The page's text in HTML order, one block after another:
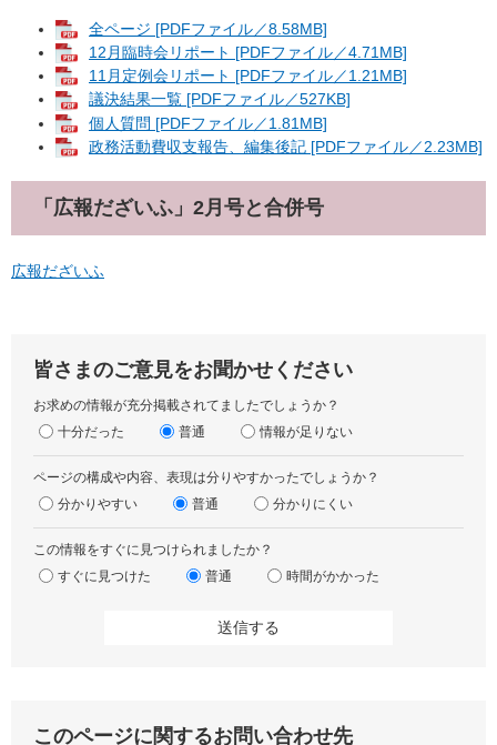
全ページ [PDFファイル／8.58MB]
12月臨時会リポート [PDFファイル／4.71MB]
11月定例会リポート [PDFファイル／1.21MB]
議決結果一覧 [PDFファイル／527KB]
個人質問 [PDFファイル／1.81MB]
政務活動費収支報告、編集後記 [PDFファイル／2.23MB]
「広報だざいふ」2月号と合併号
広報だざいふ
皆さまのご意見をお聞かせください
お求めの情報が充分掲載されてましたでしょうか？
十分だった
普通 情報が足りない
ページの構成や内容、表現は分りやすかったでしょうか？
分かりやすい
普通 分かりにくい
この情報をすぐに見つけられましたか？
すぐに見つけた
普通 時間がかかった
このページに関するお問い合わせ先